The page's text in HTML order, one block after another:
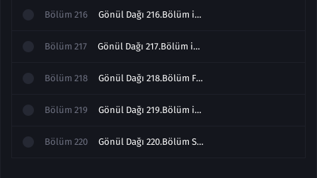
Bölüm 216 Gönül Dağı 216.Bölüm izle
Bölüm 217 Gönül Dağı 217.Bölüm izle
Bölüm 218 Gönül Dağı 218.Bölüm Full izle
Bölüm 219 Gönül Dağı 219.Bölüm izle
Bölüm 220 Gönül Dağı 220.Bölüm Sezon Finali izle Full